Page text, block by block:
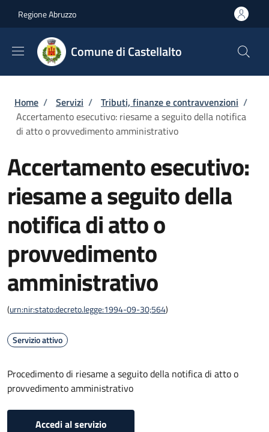
Regione Abruzzo
Comune di Castellalto
Briciole di pane
Home / Servizi / Tributi, finanze e contravvenzioni /
Accertamento esecutivo: riesame a seguito della notifica
di atto o provvedimento amministrativo
Accertamento esecutivo:
riesame a seguito della
notifica di atto o
provvedimento
amministrativo
(urn:nir:stato:decreto.legge:1994-09-30;564)
Servizio attivo
Procedimento di riesame a seguito della notifica di atto o
provvedimento amministrativo
Accedi al servizio